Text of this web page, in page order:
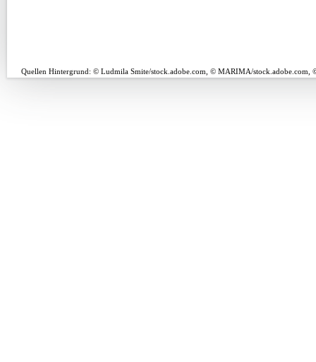
Quellen Hintergrund: © Ludmila Smite/stock.adobe.com, © MARIMA/